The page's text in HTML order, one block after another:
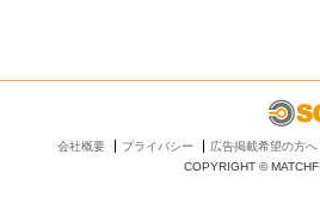
会社概要 プライバシー
広告掲載希望の方へ
COPYRIGHT ©